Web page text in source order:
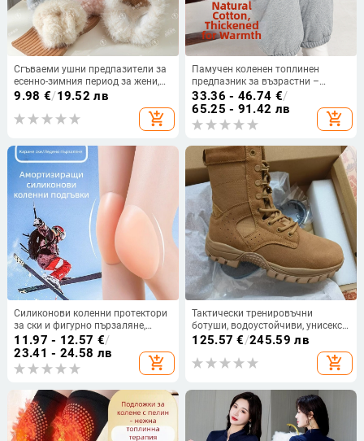
Сгъваеми ушни предпазители за
есенно-зимния период за жени,
семпъл плюшен дизайн, топли
9.98 €/19.52 лв
add_shopping_cart
Памучен коленен топлинен
предпазник за възрастни –
защита и топлина за студени
крака и стави
33.36 - 46.74 €/
65.25 - 91.42 лв
add_shopping_cart
Силиконови коленни протектори
за ски и фигурно пързаляне,
удебелени вътрешни коленни
подложки за зимна защита
11.97 - 12.57 €/
23.41 - 24.58 лв
add_shopping_cart
Тактически тренировъчни
ботуши, водоустойчиви, унисекс
за възрастни, код Jgi4q4wj,
125.57 €/245.59 лв
add_shopping_cart